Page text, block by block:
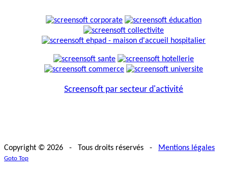
Screensoft par secteur d'activité
Copyright © 2026 - Tous droits réservés - Mentions légales
Goto Top